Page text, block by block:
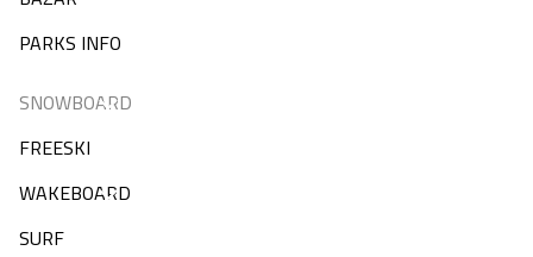
PARKS INFO
SNOWBOARD
FREESKI
WAKEBOARD
SURF